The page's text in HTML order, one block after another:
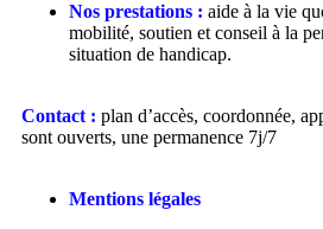
Nos prestations : aide à la vie
mobilité, soutien et conseil à la
situation de handicap.
Contact : plan d’accès, coordonnée,
sont ouverts, une permanence 7j/7
Mentions légales